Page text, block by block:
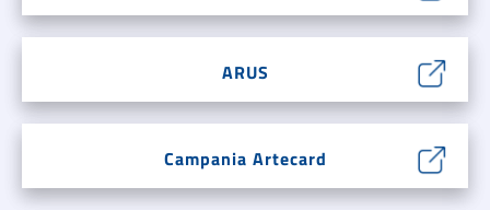
ARUS
Campania Artecard